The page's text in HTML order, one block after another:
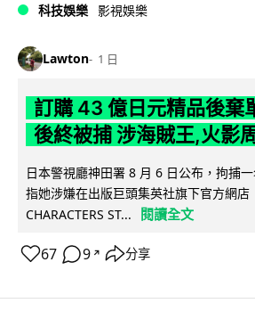
科技娛樂 影視娛樂
Lawton 1 日
訂購 43 億日元精品後棄
後終被捕 涉海賊王,火影
日本警視廳神田署 8 月 6 日公布，拘捕
指她涉嫌在出版巨頭集英社旗下官方網店
CHARACTERS ST...
閱讀全文
67 9 ↗ 分享